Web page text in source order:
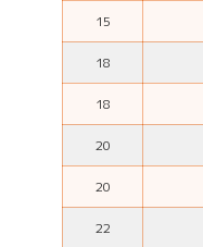
15
18
18
20
20
22